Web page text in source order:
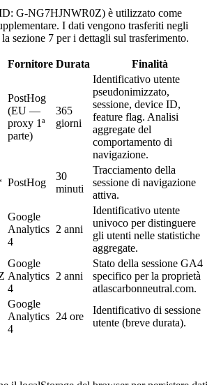
G-NG7HJNWR0Z) è utilizzato come
I dati vengono trasferiti negli
sezione 7 per i dettagli sul trasferimento.
Fornitore Durata Finalità
PostHog
(EU —
proxy 1ª
parte)
365
giorni
Identificativo utente
pseudonimizzato,
sessione, device ID,
feature flag. Analisi
aggregate del
comportamento di
navigazione.
PostHog
30
minuti
Tracciamento della
sessione di navigazione
attiva.
Google
Analytics
4
2 anni
Identificativo utente
univoco per distinguere
gli utenti nelle statistiche
aggregate.
Google
Analytics
4
2 anni
Stato della sessione GA4
specifico per la proprietà
atlascarbonneutral.com.
Google
Analytics
4
24 ore
Identificativo di sessione
utente (breve durata).